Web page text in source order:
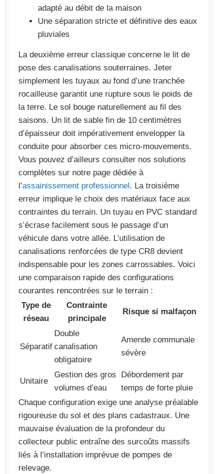
adapté au débit de la maison
Une séparation stricte et définitive des eaux
pluviales
La deuxième erreur classique concerne le lit de
pose des canalisations souterraines. Jeter
simplement les tuyaux au fond d’une tranchée
rocailleuse garantit une rupture sous le poids de
la terre. Le sol bouge naturellement au fil des
saisons. Un lit de sable fin de 10 centimètres
d’épaisseur doit impérativement envelopper la
conduite pour absorber ces micro-mouvements.
Vous pouvez d’ailleurs consulter nos solutions
complètes sur notre page dédiée à
l’assainissement professionnel. La troisième
erreur implique le choix des matériaux face aux
contraintes du terrain. Un tuyau en PVC standard
s’écrase facilement sous le passage d’un
véhicule dans votre allée. L’utilisation de
canalisations renforcées de type CR8 devient
indispensable pour les zones carrossables. Voici
une comparaison rapide des configurations
courantes rencontrées sur le terrain :
Type de
réseau
Contrainte
principale
Risque si malfaçon
Séparatif
Double
canalisation
obligatoire
Amende communale
sévère
Unitaire
Gestion des gros
volumes d’eau
Débordement par
temps de forte pluie
Chaque configuration exige une analyse préalable
rigoureuse du sol et des plans cadastraux. Une
mauvaise évaluation de la profondeur du
collecteur public entraîne des surcoûts massifs
liés à l’installation imprévue de pompes de
relevage.